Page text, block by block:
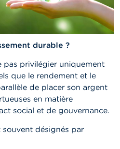
durable ?
pas privilégier uniquement
que le rendement et le
de placer son argent
en matière
social et de gouvernance.
désignés par